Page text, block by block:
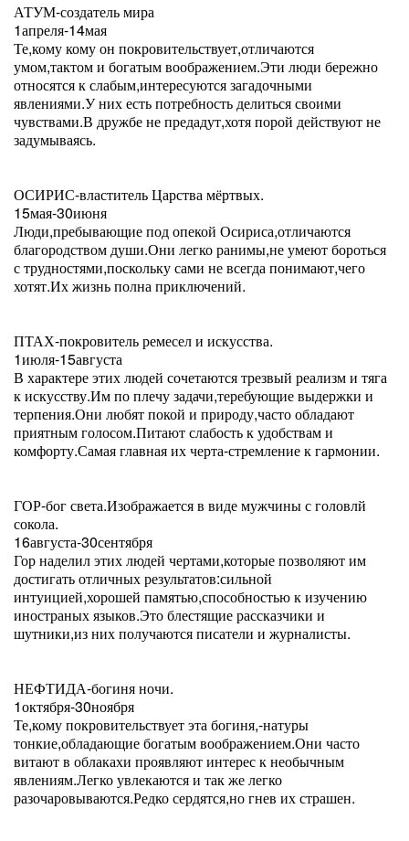
АТУМ-создатель мира
1апреля-14мая
Те,кому кому он покровительствует,отличаются
умом,тактом и богатым воображением.Эти люди бережно
относятся к слабым,интересуются загадочными
явлениями.У них есть потребность делиться своими
чувствами.В дружбе не предадут,хотя порой действуют не
задумываясь.
ОСИРИС-властитель Царства мёртвых.
15мая-30июня
Люди,пребывающие под опекой Осириса,отличаются
благородством души.Они легко ранимы,не умеют бороться
с трудностями,поскольку сами не всегда понимают,чего
хотят.Их жизнь полна приключений.
ПТАХ-покровитель ремесел и искусства.
1июля-15августа
В характере этих людей сочетаются трезвый реализм и тяга
к искусству.Им по плечу задачи,теребующие выдержки и
терпения.Они любят покой и природу,часто обладают
приятным голосом.Питают слабость к удобствам и
комфорту.Самая главная их черта-стремление к гармонии.
ГОР-бог света.Изображается в виде мужчины с головлй
сокола.
16августа-30сентября
Гор наделил этих людей чертами,которые позволяют им
достигать отличных результатов:сильной
интуицией,хорошей памятью,способностью к изучению
иностраных языков.Это блестящие рассказчики и
шутники,из них получаются писатели и журналисты.
НЕФТИДА-богиня ночи.
1октября-30ноября
Те,кому покровительствует эта богиня,-натуры
тонкие,обладающие богатым воображением.Они часто
витают в облакахи проявляют интерес к необычным
явлениям.Легко увлекаются и так же легко
разочаровываются.Редко сердятся,но гнев их страшен.